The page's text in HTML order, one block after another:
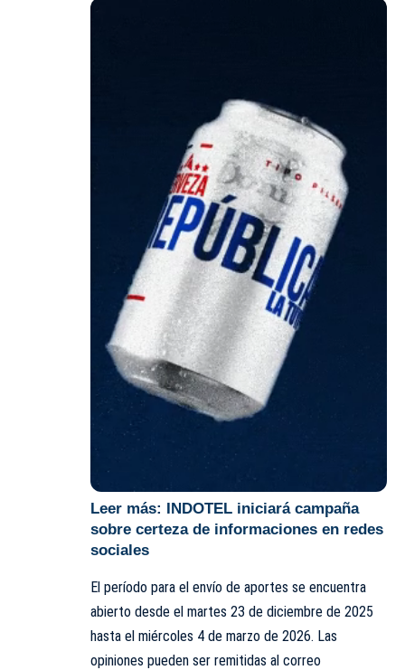
Leer más:
INDOTEL iniciará campaña
sobre certeza de informaciones en redes
sociales
El período para el envío de aportes se encuentra
abierto desde el martes 23 de diciembre de 2025
hasta el miércoles 4 de marzo de 2026. Las
opiniones pueden ser remitidas al correo